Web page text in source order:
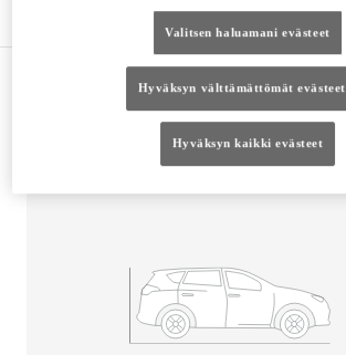
Mitat ja tilavuus
Valitsen haluamani evästeet
Hyväksyn välttämättömät evästeet
Hyväksyn kaikki evästeet